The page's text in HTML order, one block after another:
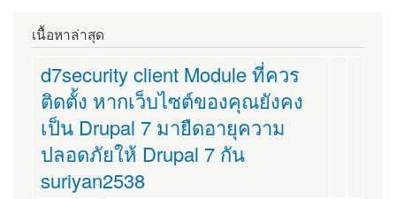
เนื้อหาล่าสุด
d7security client Module ที่ควร
ติดตั้ง หากเว็บไซต์ของคุณยังคง
เป็น Drupal 7 มายืดอายุความ
ปลอดภัยให้ Drupal 7 กัน
suriyan2538